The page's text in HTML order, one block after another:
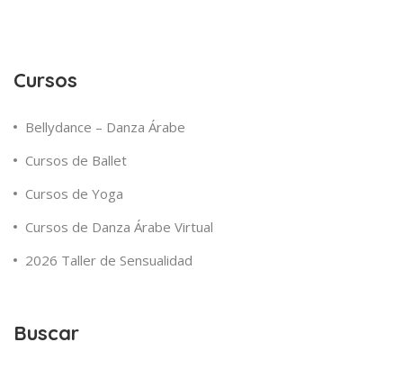
Cursos
Bellydance – Danza Árabe
Cursos de Ballet
Cursos de Yoga
Cursos de Danza Árabe Virtual
2026 Taller de Sensualidad
Buscar